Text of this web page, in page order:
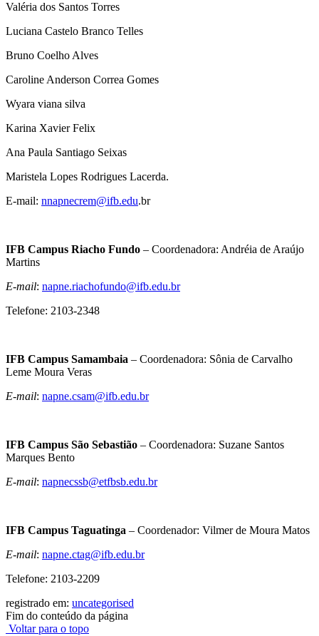
Valéria dos Santos Torres
Luciana Castelo Branco Telles
Bruno Coelho Alves
Caroline Anderson Correa Gomes
Wyara viana silva
Karina Xavier Felix
Ana Paula Santiago Seixas
Maristela Lopes Rodrigues Lacerda.
E-mail: nnapnecrem@ifb.edu.br
IFB Campus Riacho Fundo – Coordenadora: Andréia de Araújo
Martins
E-mail: napne.riachofundo@ifb.edu.br
Telefone: 2103-2348
IFB Campus Samambaia – Coordenadora: Sônia de Carvalho
Leme Moura Veras
E-mail: napne.csam@ifb.edu.br
IFB Campus São Sebastião – Coordenadora: Suzane Santos
Marques Bento
E-mail: napnecssb@etfbsb.edu.br
IFB Campus Taguatinga – Coordenador: Vilmer de Moura Matos
E-mail: napne.ctag@ifb.edu.br
Telefone: 2103-2209
registrado em: uncategorised
Fim do conteúdo da página
Voltar para o topo